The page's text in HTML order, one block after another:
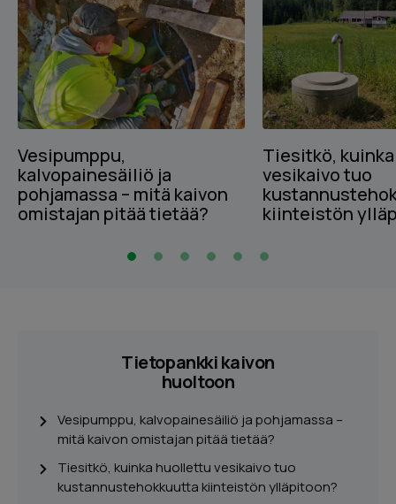
Vesipumppu,
kalvopainesäiliö ja
pohjamassa – mitä kaivon
omistajan pitää tietää?
Tiesitkö,
vesikaivo tuo
kiinteistön
Tietopankki kaivon
huoltoon
Vesipumppu, kalvopainesäiliö ja pohjamassa –
mitä kaivon omistajan pitää tietää?
Tiesitkö, kuinka huollettu vesikaivo tuo
kustannustehokkuutta kiinteistön ylläpitoon?